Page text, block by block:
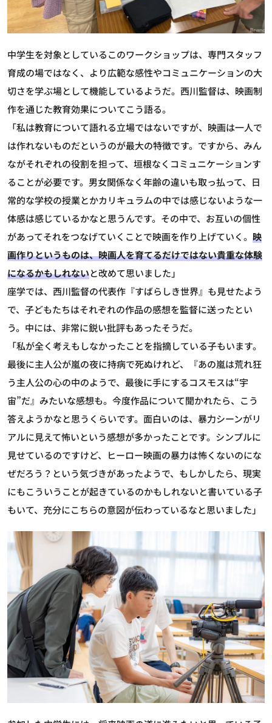
中学生を対象としているこのワークショップは、専門スタッフ
育成の場ではなく、より広範な感性やコミュニケーションの大
切さを学ぶ場として機能しているようだ。西川監督は、映画制
作を通じた教育効果についてこう語る。
「私は教育について語れる立場ではないですが、映画は一人で
は作れないものだというのが最大の特徴です。ですから、みん
ながそれぞれの役割を担って、垣根なくコミュニケーションす
ることが必要です。男女関係なく年齢の違いも取っ払って、日
常的な学校の授業とかカリキュラムの中では感じないような一
体感は感じているかなと思うんです。その中で、お互いの個性
があってそれをつなげていくことで映画を作り上げていく。 映
画作りというものは、映画人を育てるだけではない貴重な体験
になるかもしれないと改めて思いました」
座学では、西川監督の代表作『すばらしき世界』も見せたよう
で、子どもたちはそれぞれの作品の感想を監督に送ったとい
う。中には、非常に鋭い批評もあったそうだ。
「私が全く考えもしなかったことを指摘している子もいます。
最後に主人公が嵐の夜に持病で死ぬけれど、『あの嵐は荒れ狂
う主人公の心の中のようで、最後に手にするコスモスは“宇
宙”だ』みたいな感想も。今度作品について聞かれたら、こう
答えようかなと思うくらいです。面白いのは、暴力シーンがリ
アルに見えて怖いという感想が多かったことです。シンプルに
見せているのですけど、ヒーロー映画の暴力は怖くないのにな
ぜだろう？という気づきがあったようで、もしかしたら、現実
にもこういうことが起きているのかもしれないと書いている子
もいて、充分にこちらの意図が伝わっているなと思いました」